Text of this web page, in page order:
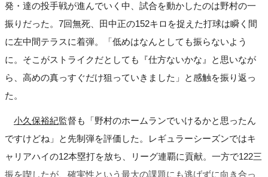
発・達の投手戦が進んでいく中、試合を動かしたのは野村の一
振りだった。7回無死、田中正の152キロを捉えた打球は瞬く間
に左中間テラスに着弾。「低めはなんとしても振らないよう
に。そこがストライクだとしても『仕方ないかな』と思いなが
ら、高めの真っすぐだけ狙っていきました」と感触を振り返っ
た。
小久保裕紀監督も「野村のホームランでいけるかと思ったん
ですけどね」と先制弾を評価した。レギュラーシーズンではキ
ャリアハイの12本塁打を放ち、リーグ連覇に貢献。一方で122三
振を喫したが、確実性という最大の課題にも逃げずに向き合っ